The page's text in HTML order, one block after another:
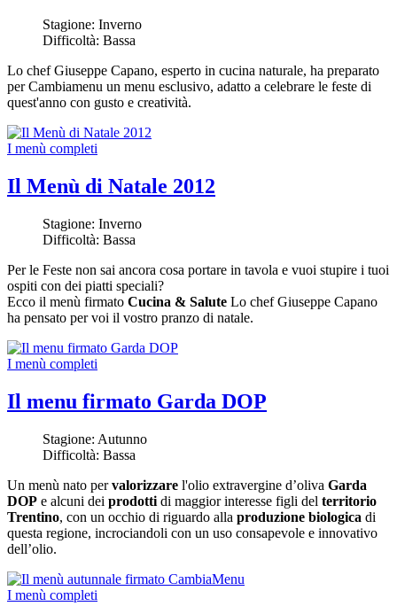
Stagione: Inverno
Difficoltà: Bassa
Lo chef Giuseppe Capano, esperto in cucina naturale, ha preparato
per Cambiamenu un menu esclusivo, adatto a celebrare le feste di
quest'anno con gusto e creatività.
I menù completi
Il Menù di Natale 2012
Stagione: Inverno
Difficoltà: Bassa
Per le Feste non sai ancora cosa portare in tavola e vuoi stupire i tuoi
ospiti con dei piatti speciali?
Ecco il menù firmato Cucina & Salute Lo chef Giuseppe Capano
ha pensato per voi il vostro pranzo di natale.
I menù completi
Il menu firmato Garda DOP
Stagione: Autunno
Difficoltà: Bassa
Un menù nato pervalorizzare l'olio extravergine d’oliva Garda
DOP e alcuni dei prodotti di maggior interesse figli del territorio
Trentino, con un occhio di riguardo alla produzione biologica di
questa regione, incrociandoli con un uso consapevole e innovativo
dell’olio.
I menù completi